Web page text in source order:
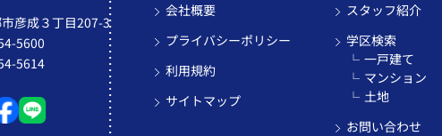
彦成３丁目207-3
5600
5614
会社概要
プライバシーポリシー
利用規約
サイトマップ
スタッフ紹介
学区検索
一戸建て
マンション
土地
お問い合わせ